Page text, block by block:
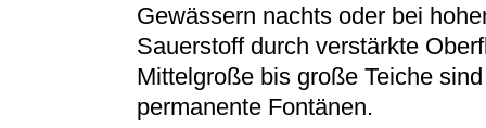
Gewässern nachts oder bei
Sauerstoff durch verstärkte
Mittelgroße bis große Teiche
permanente Fontänen.